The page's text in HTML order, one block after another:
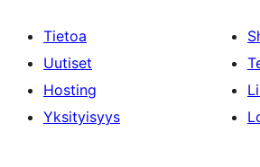
Tietoa
Uutiset
Hosting
Yksityisyys